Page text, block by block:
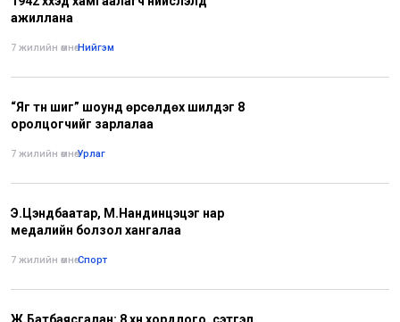
ажиллана
7 жилийн өмнө•Нийгэм
“Яг түүн шиг” шоунд өрсөлдөх шилдэг 8
оролцогчийг зарлалаа
7 жилийн өмнө•Урлаг
Э.Цэндбаатар, М.Нандинцэцэг нар
медалийн болзол хангалаа
7 жилийн өмнө•Спорт